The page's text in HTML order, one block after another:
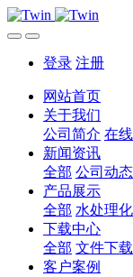
登录 注册
网站首页
关于我们
公司简介 在
新闻资讯
全部 公司动态
产品展示
全部 水处理
下载中心
全部 文件下载
客户案例